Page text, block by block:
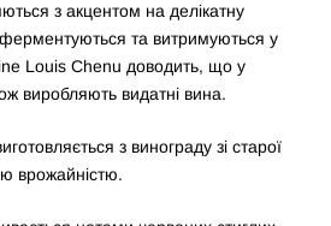
з акцентом на делікатну
ферментуються та витримуються у
Louis Chenu доводить, що у
виробляють видатні вина.
з винограду зі старої
врожайністю.